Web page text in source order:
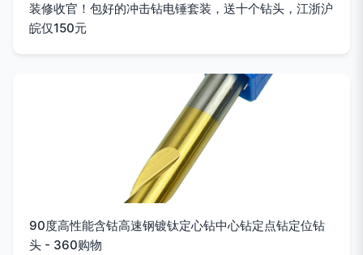
装修收官！包好的冲击钻电锤套装，送十个钻头，江浙沪
皖仅150元
90度高性能含钴高速钢镀钛定心钻中心钻定点钻定位钻
头 - 360购物